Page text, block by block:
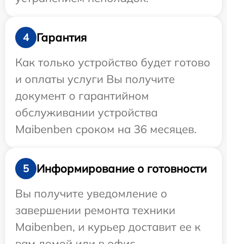
4
Гарантия
Как только устройство будет готово
и оплаты услуги Вы получите
документ о гарантийном
обслуживании устройства
Maibenben сроком на 36 месяцев.
5
Информирование о готовности
Вы получите уведомление о
завершении ремонта техники
Maibenben, и курьер доставит ее к